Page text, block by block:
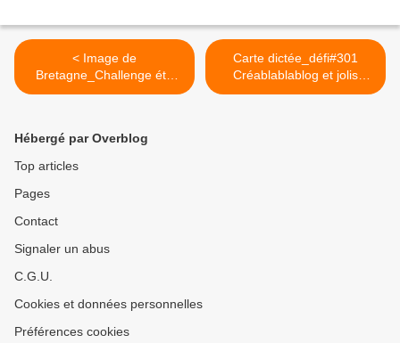
< Image de
Bretagne_Challenge été
Toga_Défi#4
Carte dictée_défi#301
Créablablablog et jolis
présents >
Hébergé par Overblog
Top articles
Pages
Contact
Signaler un abus
C.G.U.
Cookies et données personnelles
Préférences cookies